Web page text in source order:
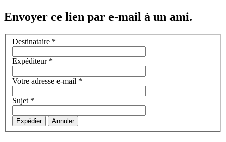
Envoyer ce lien par e-mail à un ami.
Destinataire *
Expéditeur*
Votre adresse e-mail *
Sujet*
Expédier Annuler